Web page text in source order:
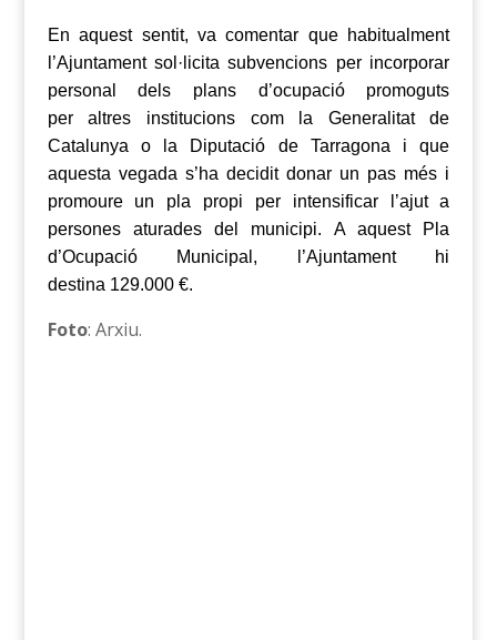
En aquest sentit, va comentar que habitualment
l’Ajuntament sol·licita subvencions per incorporar
personal dels plans d’ocupació promoguts
peraltres institucions com
la Generalitat de
Catalunya o la Diputació de Tarragona i que
aquesta vegada s’ha decidit donar un pas més i
promoure un pla propi per intensificar l’ajut a
persones aturades del municipi.A aquest Pla
d’Ocupació Municipal, l’Ajuntament hi
destina ‪129.000‬ €.
Foto: Arxiu.